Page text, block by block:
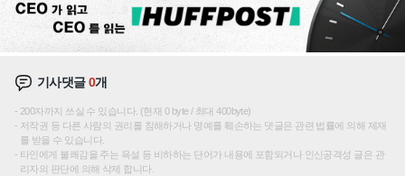
기사댓글0개
200자까지 쓰실 수 있습니다. (현재 0 byte / 최대 400byte)
저작권 등 다른 사람의 권리를 침해하거나 명예를 훼손하는 댓글은 관련 법률에 의해 제재
를 받을 수 있습니다.
타인에게 불쾌감을 주는 욕설 등 비하하는 단어가 내용에 포함되거나 인신공격성 글은 관
리자의 판단에 의해 삭제 합니다.